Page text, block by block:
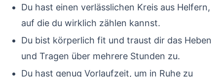
Du hast einen verlässlichen Kreis aus Helfern,
auf die du wirklich zählen kannst.
Du bist körperlich fit und traust dir das Heben
und Tragen über mehrere Stunden zu.
Du hast genug Vorlaufzeit, um in Ruhe zu